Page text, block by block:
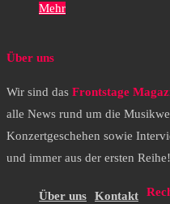
Mehr
Über uns
Wir sind das Frontstage
alle News rund um die
Konzertgeschehen sowie
und immer aus der ersten Reihe!
Über uns Kontakt